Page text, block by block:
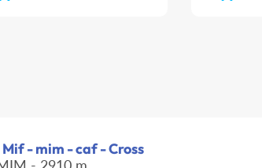
Mif - mim - caf - Cross